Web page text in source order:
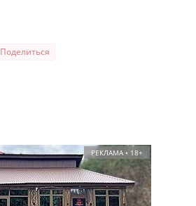
Поделиться
РЕКЛАМА • 18+